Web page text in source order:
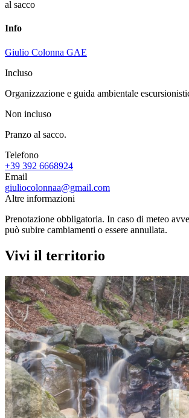
al sacco
Info
Giulio Colonna GAE
Incluso
Organizzazione e guida ambientale
Non incluso
Pranzo al sacco.
Telefono
+39 392 6668924
Email
giuliocolonnaa@gmail.com
Altre informazioni
Prenotazione obbligatoria. In caso di meteo
può subire cambiamenti o essere annullata.
Vivi il territorio